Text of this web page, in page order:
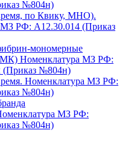
№804н)
по Квику, МНО).
РФ: A12.30.014 (Приказ
мономерные
Номенклатура МЗ РФ:
(Приказ №804н)
Номенклатура МЗ РФ:
№804н)
МЗ РФ:
№804н)